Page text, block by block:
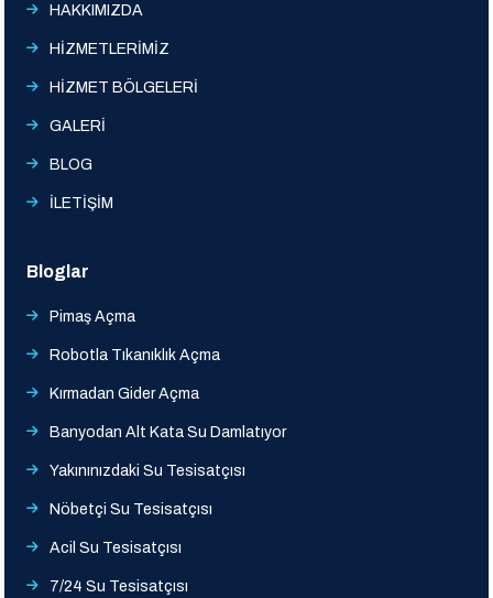
HAKKIMIZDA
HİZMETLERİMİZ
HİZMET BÖLGELERİ
GALERİ
BLOG
İLETİŞİM
Bloglar
Pimaş Açma
Robotla Tıkanıklık Açma
Kırmadan Gider Açma
Banyodan Alt Kata Su Damlatıyor
Yakınınızdaki Su Tesisatçısı
Nöbetçi Su Tesisatçısı
Acil Su Tesisatçısı
7/24 Su Tesisatçısı